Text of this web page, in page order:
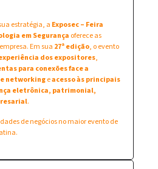
estratégia, a Exposec – Feira
em Segurança oferece as
Em sua 27ª edição, o evento
dos expositores,
para conexões face a
networkingeacesso às principais
eletrônica, patrimonial,
.
de negócios no maior evento de